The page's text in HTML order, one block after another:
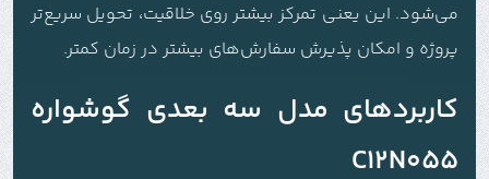
می‌شود. این یعنی تمرکز بیشتر روی خلاقیت، تحویل سریع‌تر
پروژه و امکان پذیرش سفارش‌های بیشتر در زمان کمتر.
کاربردهای مدل سه بعدی گوشواره
C12N055